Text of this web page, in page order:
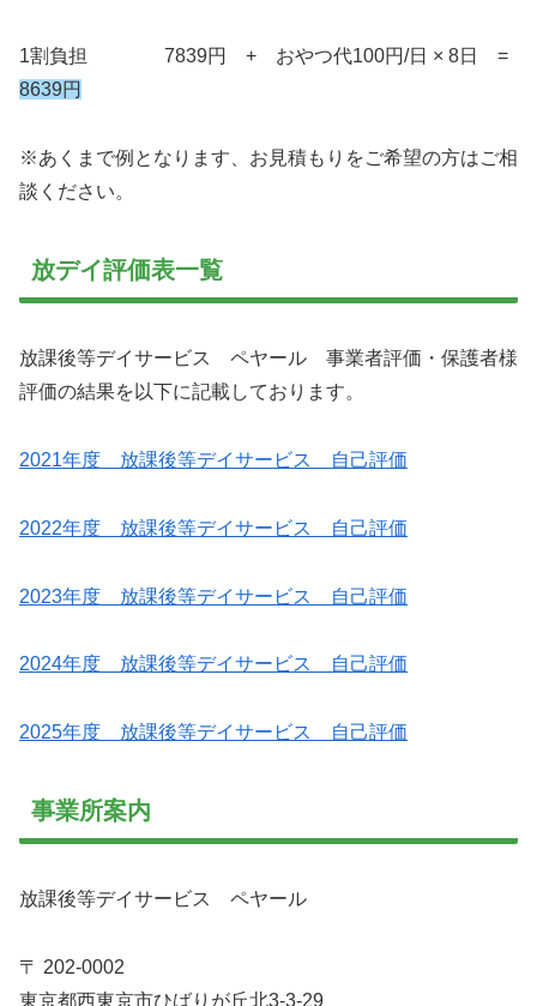
1割負担 7839円 + おやつ代100円/日 × 8日 =
8639円
※あくまで例となります、お見積もりをご希望の方はご相
談ください。
放デイ評価表一覧
放課後等デイサービス ペヤール 事業者評価・保護者様
評価の結果を以下に記載しております。
2021年度 放課後等デイサービス 自己評価
2022年度 放課後等デイサービス 自己評価
2023年度 放課後等デイサービス 自己評価
2024年度 放課後等デイサービス 自己評価
2025年度 放課後等デイサービス 自己評価
事業所案内
放課後等デイサービス ペヤール
〒 202-0002
東京都西東京市ひばりが丘北3-3-29